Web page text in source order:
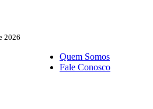
2026
Quem Somos
Fale Conosco